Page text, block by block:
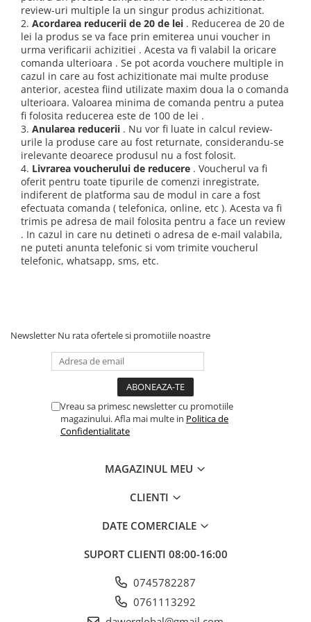
Acumulatori si incarcatoare
review-uri multiple la un singur produs achizitionat.
2. Acordarea reducerii de 20 de lei . Reducerea de 20 de
lei la produs se va face prin emiterea unui voucher in
urma verificarii achizitiei . Acesta va fi valabil la oricare
comanda ulterioara . Se pot acorda vouchere multiple in
cazul in care au fost achizitionate mai multe produse
anterior, acestea fiind utilizate maxim doua la o comanda
ulterioara. Valoarea minima de comanda pentru a putea
fi folosita reducerea este de 100 de lei .
3. Anularea reducerii . Nu vor fi luate in calcul review-
urile la produse care au fost returnate, considerandu-se
irelevante deoarece produsul nu a fost folosit.
4. Livrarea voucherului de reducere . Voucherul va fi
oferit pentru toate tipurile de comenzi inregistrate,
indiferent de platforma sau de modul in care a fost
efectuata comanda ( telefonica, online, etc ). Acesta va fi
trimis pe adresa de mail folosita pentru a face un review
. In cazul in care nu detineti o adresa de e-mail valabila,
ne puteti anunta telefonic si vom trimite voucherul
telefonic, whatsapp, sms, etc.
Newsletter Nu rata ofertele si promotiile noastre
Vreau sa primesc newsletter cu promotiile
magazinului. Afla mai multe in Politica de
Confidentialitate
MAGAZINUL MEU
CLIENTI
DATE COMERCIALE
SUPORT CLIENTI 08:00-16:00
0745782287
0761113292